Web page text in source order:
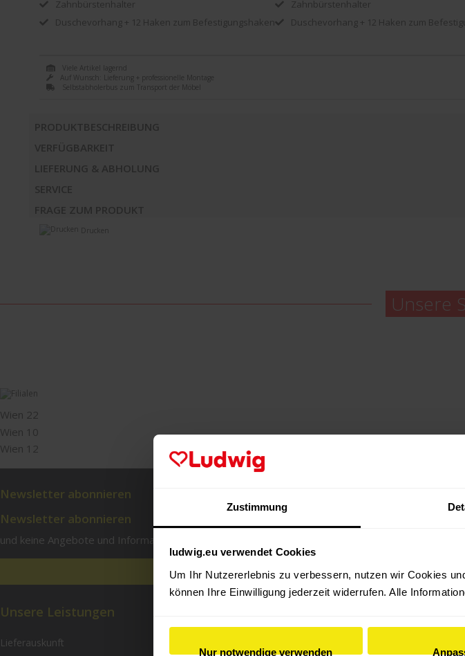
Zustimmung
ludwig.eu verwendet Cookies
Um Ihr Nutzererlebnis zu verbessern, nutzen wir Cookies
können Ihre Einwilligung jederzeit widerrufen. Alle
Nur notwendige verwenden
Zahnbürstenhalter
Duschevorhang + 12 Haken zum Befestigungshaken
Zahnbürstenhalter
Duschevorhang + 12 Haken zum
Viele Artikel lagernd
Auf Wunsch: Lieferung + professionelle Montage
Selbstabholerbus zum Transport der Möbel
PRODUKTBESCHREIBUNG
VERFÜGBARKEIT
LIEFERUNG & ABHOLUNG
SERVICE
FRAGE ZUM PRODUKT
Drucken
Unsere
Wien 22
Wien 10
Wien 12
Newsletter abonnieren
Newsletter abonnieren
und keine Angebote und Informationen mehr verpassen!
ZUM
Unsere Leistungen
Lieferauskunft